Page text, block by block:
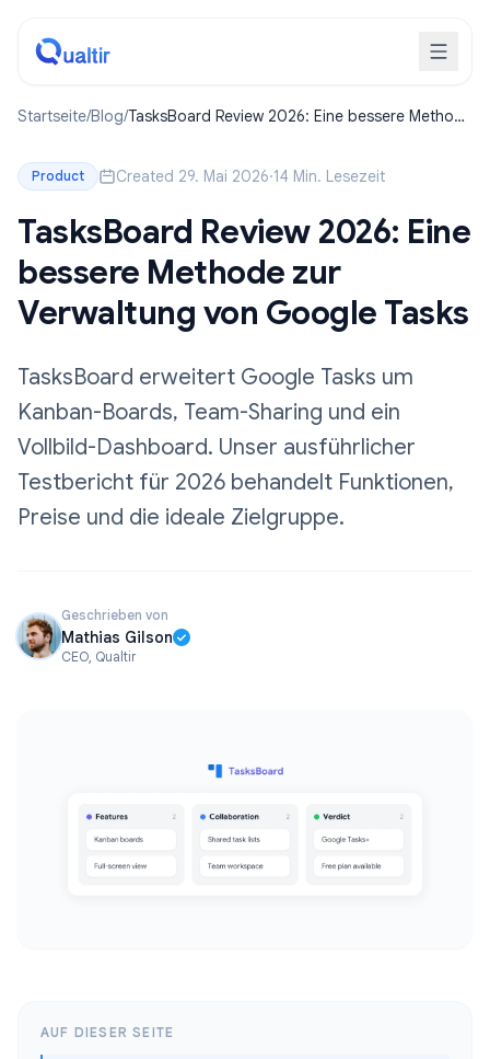
Startseite/Blog/TasksBoard Review 2026: Eine bessere Methode
Product Created 29. Mai 2026·14 Min. Lesezeit
TasksBoard Review 2026: Eine
bessere Methode zur
Verwaltung von Google Tasks
TasksBoard erweitert Google Tasks um
Kanban-Boards, Team-Sharing und ein
Vollbild-Dashboard. Unser ausführlicher
Testbericht für 2026 behandelt Funktionen,
Preise und die ideale Zielgruppe.
Geschrieben von
Mathias Gilson
CEO, Qualtir
AUF DIESER SEITE